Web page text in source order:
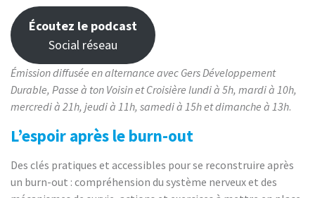
Écoutez le podcast
Social réseau
Émission diffusée en alternance avec Gers Développement
Durable, Passe à ton Voisin et Croisière lundi à 5h, mardi à 10h,
mercredi à 21h, jeudi à 11h, samedi à 15h et dimanche à 13h.
L’espoir après le burn-out
Des clés pratiques et accessibles pour se reconstruire après
un burn-out : compréhension du système nerveux et des